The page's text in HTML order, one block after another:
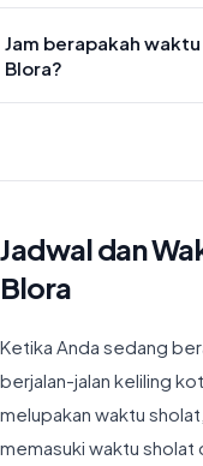
Jam berapakah
Blora?
Jadwal dan
Blora
Ketika Anda sedang
berjalan-jalan keliling
melupakan waktu
memasuki waktu sholat